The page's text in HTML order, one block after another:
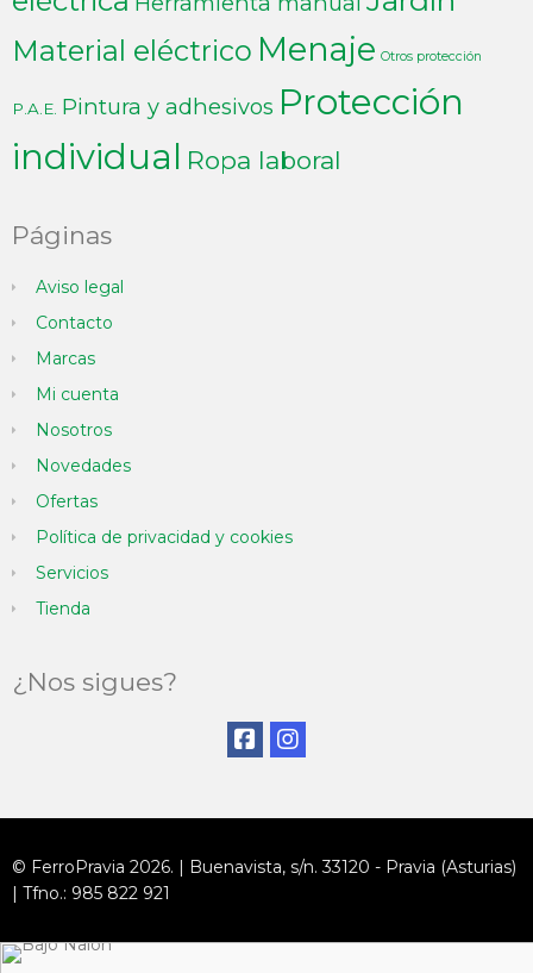
Material eléctrico Menaje Otros protección
P.A.E. Pintura y adhesivos Protección
individual Ropa laboral
Páginas
Aviso legal
Contacto
Marcas
Mi cuenta
Nosotros
Novedades
Ofertas
Política de privacidad y cookies
Servicios
Tienda
¿Nos sigues?
© FerroPravia 2026. | Buenavista, s/n. 33120 - Pravia (Asturias)
| Tfno.: 985 822 921